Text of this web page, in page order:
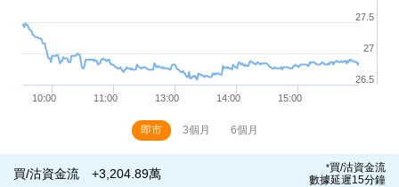
即市 3個月 6個月
買/沽資金流 +3,204.89萬 *買/沽資金流
數據延遲15分鐘